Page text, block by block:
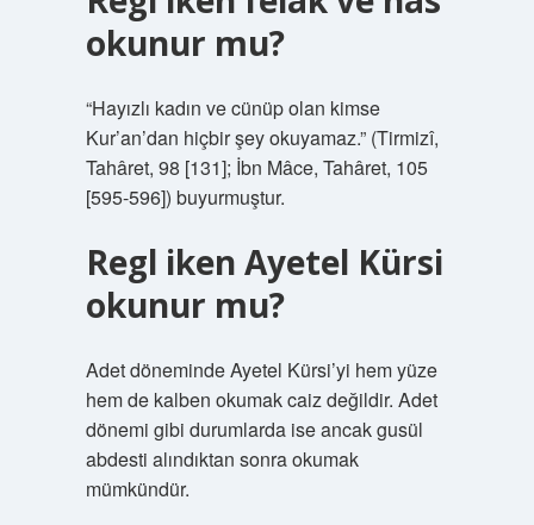
okunur mu?
“Hayızlı kadın ve cünüp olan kimse
Kur’an’dan hiçbir şey okuyamaz.” (Tirmizî,
Tahâret, 98 [131]; İbn Mâce, Tahâret, 105
[595-596]) buyurmuştur.
Regl iken Ayetel Kürsi
okunur mu?
Adet döneminde Ayetel Kürsi’yi hem yüze
hem de kalben okumak caiz değildir. Adet
dönemi gibi durumlarda ise ancak gusül
abdesti alındıktan sonra okumak
mümkündür.